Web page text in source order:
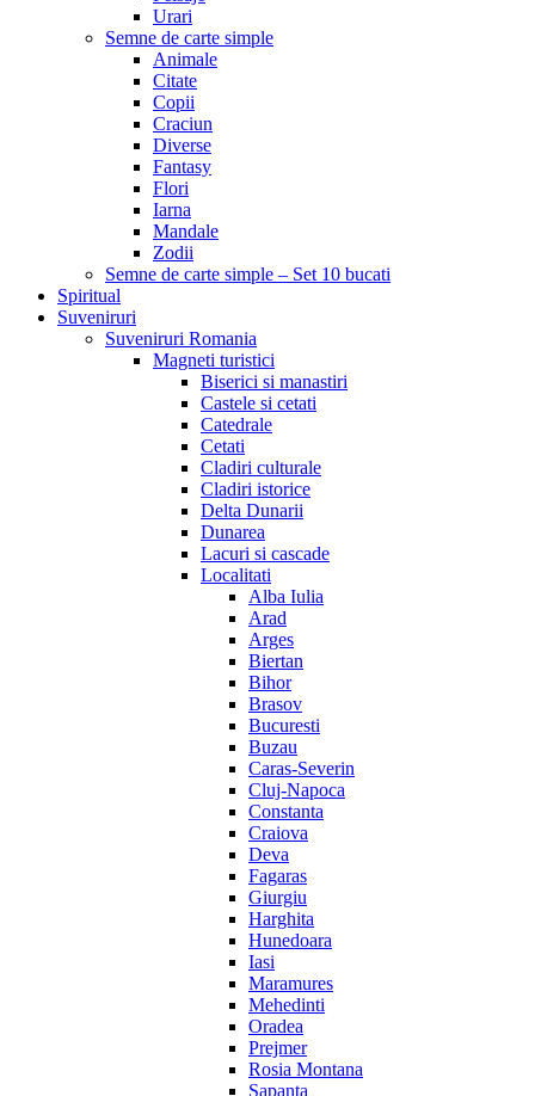
Urari
Semne de carte simple
Animale
Citate
Copii
Craciun
Diverse
Fantasy
Flori
Iarna
Mandale
Zodii
Semne de carte simple – Set 10 bucati
Spiritual
Suveniruri
Suveniruri Romania
Magneti turistici
Biserici si manastiri
Castele si cetati
Catedrale
Cetati
Cladiri culturale
Cladiri istorice
Delta Dunarii
Dunarea
Lacuri si cascade
Localitati
Alba Iulia
Arad
Arges
Biertan
Bihor
Brasov
Bucuresti
Buzau
Caras-Severin
Cluj-Napoca
Constanta
Craiova
Deva
Fagaras
Giurgiu
Harghita
Hunedoara
Iasi
Maramures
Mehedinti
Oradea
Prejmer
Rosia Montana
Sapanta